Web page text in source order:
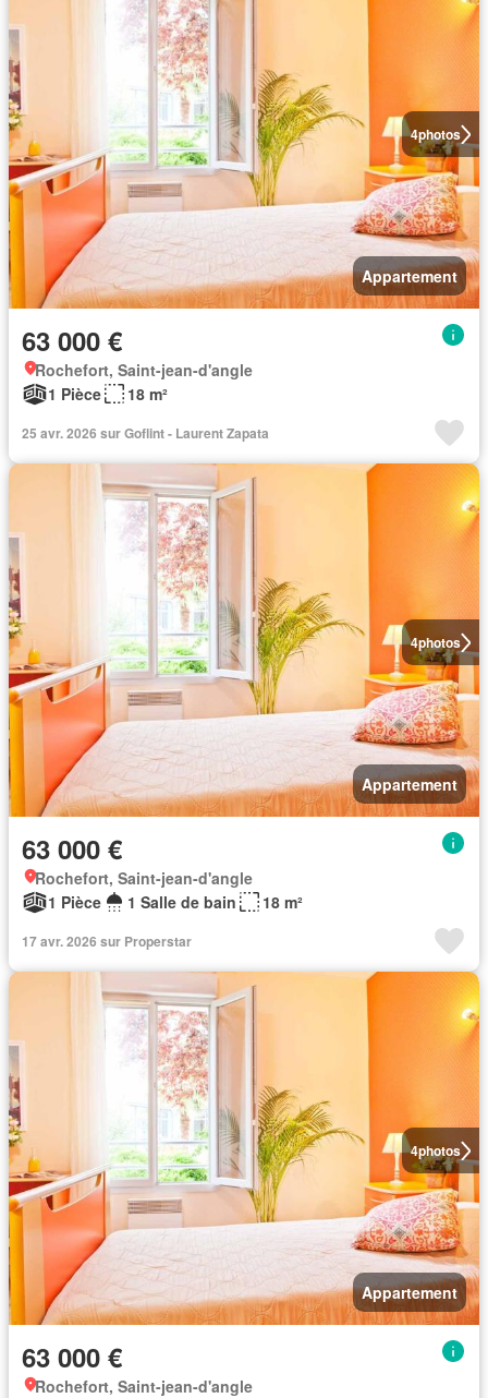
4photos
Appartement
63 000 €
Rochefort, Saint-jean-d'angle
1 Pièce
18 m²
25 avr. 2026 sur Goflint - Laurent Zapata
4photos
Appartement
63 000 €
Rochefort, Saint-jean-d'angle
1 Pièce
1 Salle de bain 18 m²
17 avr. 2026 sur Properstar
4photos
Appartement
63 000 €
Rochefort, Saint-jean-d'angle